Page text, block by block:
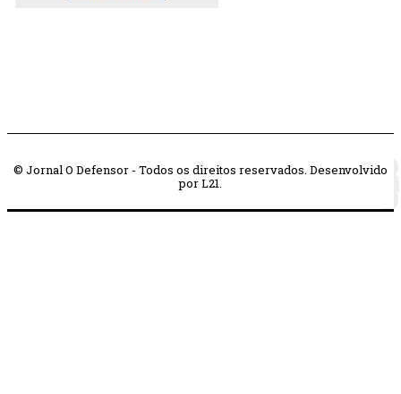
© Jornal O Defensor - Todos os direitos reservados. Desenvolvido
por L21.